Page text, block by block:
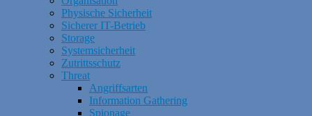
Physische Sicherheit
Sicherer IT-Betrieb
Storage
Systemsicherheit
Zutrittsschutz
Threat
Angriffsarten
Information Gathering
Spionage